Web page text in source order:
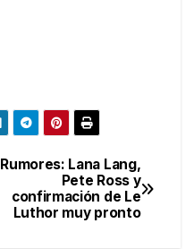
Rumores: Lana Lang,
Pete Ross y
confirmación de Le
Luthor muy pronto